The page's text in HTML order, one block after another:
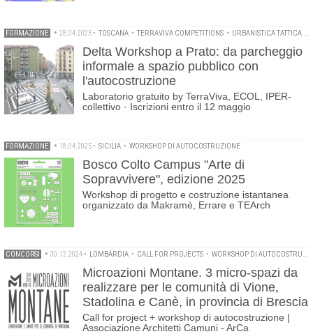
FORMAZIONE • 28.04.2025 • TOSCANA • TERRAVIVA COMPETITIONS • URBANISTICA TATTICA
Delta Workshop a Prato: da parcheggio
informale a spazio pubblico con
l'autocostruzione
Laboratorio gratuito by TerraViva, ECOL, IPER-
collettivo · Iscrizioni entro il 12 maggio
FORMAZIONE • 18.04.2025 • SICILIA • WORKSHOP DI AUTOCOSTRUZIONE
Bosco Colto Campus "Arte di
Sopravvivere", edizione 2025
Workshop di progetto e costruzione istantanea
organizzato da Makramè, Errare e TEArch
CONCORSI • 30.12.2024 • LOMBARDIA • CALL FOR PROJECTS • WORKSHOP DI AUTOCOSTRUZIONE
Microazioni Montane. 3 micro-spazi da
realizzare per le comunità di Vione,
Stadolina e Canè, in provincia di Brescia
Call for project + workshop di autocostruzione |
Associazione Architetti Camuni - ArCa